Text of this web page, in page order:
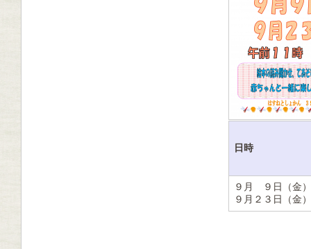
日時
９月 ９日（金
９月２３日（金